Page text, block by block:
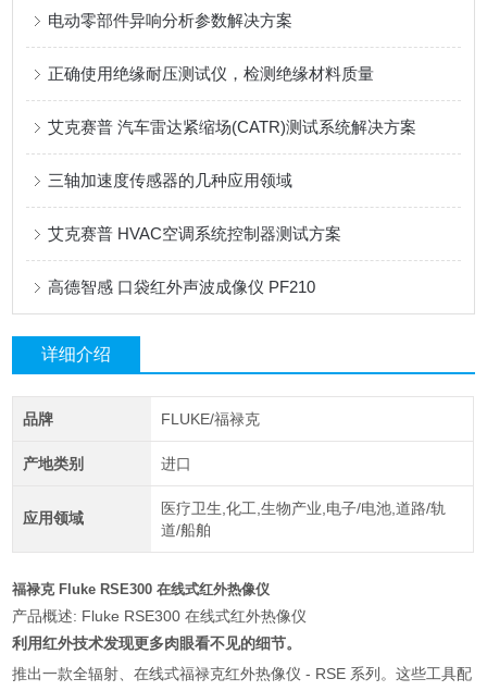
电动零部件异响分析参数解决方案
正确使用绝缘耐压测试仪，检测绝缘材料质量
艾克赛普 汽车雷达紧缩场(CATR)测试系统解决方案
三轴加速度传感器的几种应用领域
艾克赛普 HVAC空调系统控制器测试方案
高德智感 口袋红外声波成像仪 PF210
详细介绍
品牌 FLUKE/福禄克
产地类别 进口
应用领域
医疗卫生,化工,生物产业,电子/电池,道路/轨
道/船舶
福禄克 Fluke RSE300 在线式红外热像仪
产品概述: Fluke RSE300 在线式红外热像仪
利用红外技术发现更多肉眼看不见的细节。
推出一款全辐射、在线式福禄克红外热像仪 - RSE 系列。这些工具配